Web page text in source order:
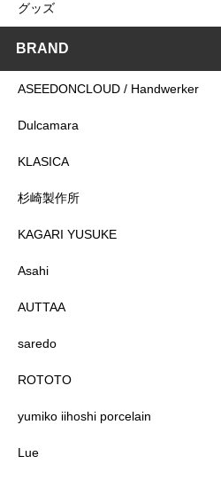
グッズ
BRAND
ASEEDONCLOUD / Handwerker
Dulcamara
KLASICA
杉崎製作所
KAGARI YUSUKE
Asahi
AUTTAA
saredo
ROTOTO
yumiko iihoshi porcelain
Lue